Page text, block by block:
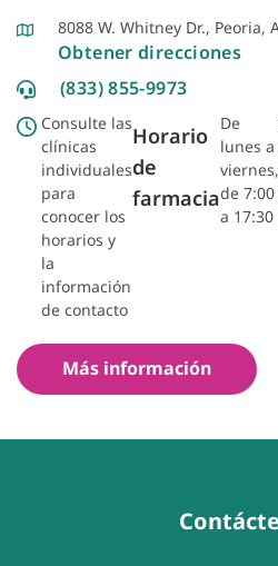
8088 W. Whitney Dr., Peoria,
Obtener direcciones
(833) 855-9973
Consulte las
clínicas
individuales
para
conocer los
horarios y
la
información
de contacto
Horario
de
farmacia
De
lunes a
viernes,
de 7:00
a 17:30
Más información